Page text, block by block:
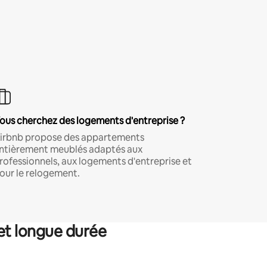
cherchez des logements d'entreprise ?
propose des appartements
meublés adaptés aux
aux logements d'entreprise et
le relogement.
longue durée